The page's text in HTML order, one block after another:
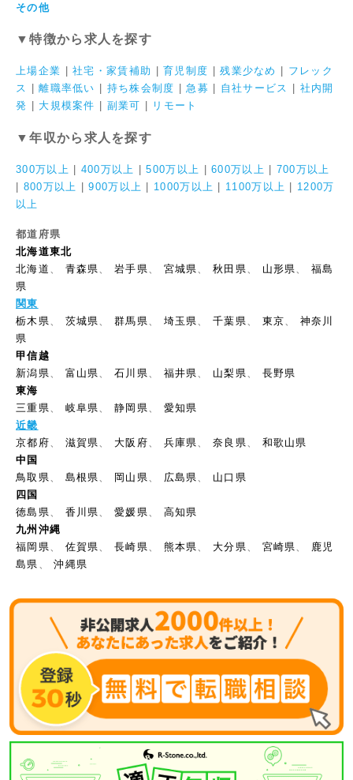
その他
▼特徴から求人を探す
上場企業 |社宅・家賃補助 |育児制度 |残業少なめ
フレック
ス
|離職率低い 持ち株会制度 |急募 自社サービス
社内開
発
大規模案件 副業可 リモート
▼年収から求人を探す
300万以上 400万以上 |500万以上 |600万以上
700万以上
800万以上 |900万以上 1000万以上 1100万以上
1200万
以上
都道府県
北海道東北
北海道
青森県 、岩手県 宮城県 、秋田県 山形県 、福島
県
関東
栃木県
茨城県 、群馬県 埼玉県 、千葉県 東京
神奈川
県
甲信越
新潟県
富山県 、石川県 福井県 山梨県
長野県
東海
三重県
岐阜県 、静岡県
愛知県
近畿
京都府
滋賀県 大阪府 兵庫県 、奈良県
和歌山県
中国
鳥取県
島根県 岡山県 広島県
山口県
四国
徳島県
香川県 、愛媛県
高知県
九州沖縄
福岡県
佐賀県 、長崎県 熊本県 大分県 宮崎県
鹿児
島県
、沖縄県